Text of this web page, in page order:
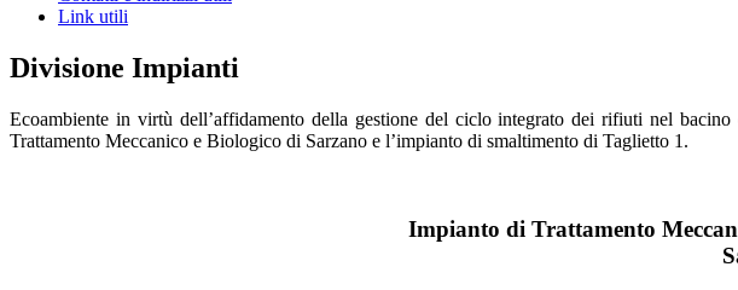
Link utili
Divisione Impianti
Ecoambiente in virtù dell’affidamento della gestione del ciclo integrato dei rifiuti nel
Trattamento Meccanico e Biologico di Sarzano e l’impianto di smaltimento di Taglietto 1.
Impianto di Trattamento